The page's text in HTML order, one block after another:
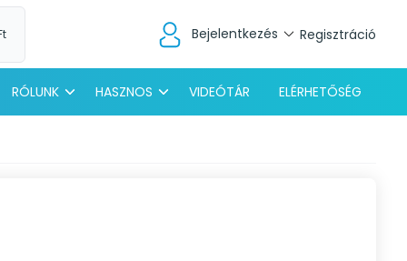
Bejelentkezés Regisztráció
RÓLUNK HASZNOS VIDEÓTÁR ELÉRHETŐSÉG